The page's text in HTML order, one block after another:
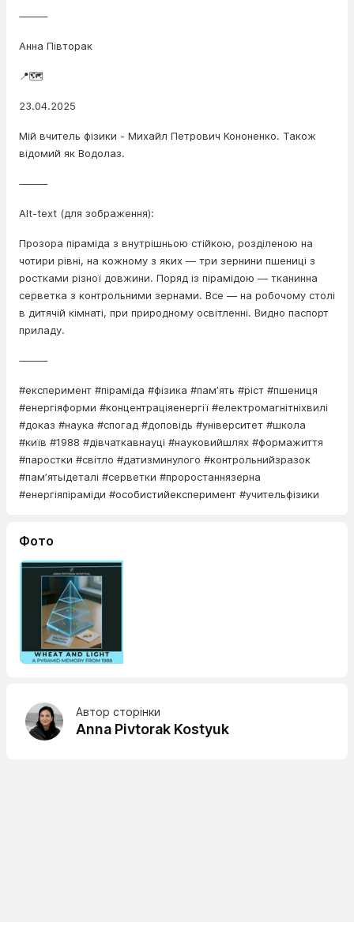
⸻
Анна Півторак
📍🗺️
23.04.2025
Мій вчитель фізики - Михайл Петрович Кононенко. Також
відомий як Водолаз.
⸻
Alt-text (для зображення):
Прозора піраміда з внутрішньою стійкою, розділеною на
чотири рівні, на кожному з яких — три зернини пшениці з
ростками різної довжини. Поряд із пірамідою — тканинна
серветка з контрольними зернами. Все — на робочому столі
в дитячій кімнаті, при природному освітленні. Видно паспорт
приладу.
⸻
#експеримент #піраміда #фізика #памʼять #ріст #пшениця
#енергіяформи #концентраціяенергії #електромагнітніхвилі
#доказ #наука #спогад #доповідь #університет #школа
#київ #1988 #дівчаткавнауці #науковийшлях #формажиття
#паростки #світло #датизминулого #контрольнийзразок
#памʼятьідеталі #серветки #проростаннязерна
#енергіяпіраміди #особистийексперимент #учительфізики
Фото
Автор сторінки
Anna Pivtorak Kostyuk